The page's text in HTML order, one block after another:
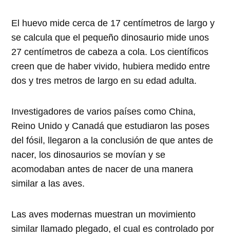
El huevo mide cerca de 17 centímetros de largo y
se calcula que el pequeño dinosaurio mide unos
27 centímetros de cabeza a cola. Los científicos
creen que de haber vivido, hubiera medido entre
dos y tres metros de largo en su edad adulta.
Investigadores de varios países como China,
Reino Unido y Canadá que estudiaron las poses
del fósil, llegaron a la conclusión de que antes de
nacer, los dinosaurios se movían y se
acomodaban antes de nacer de una manera
similar a las aves.
Las aves modernas muestran un movimiento
similar llamado plegado, el cual es controlado por